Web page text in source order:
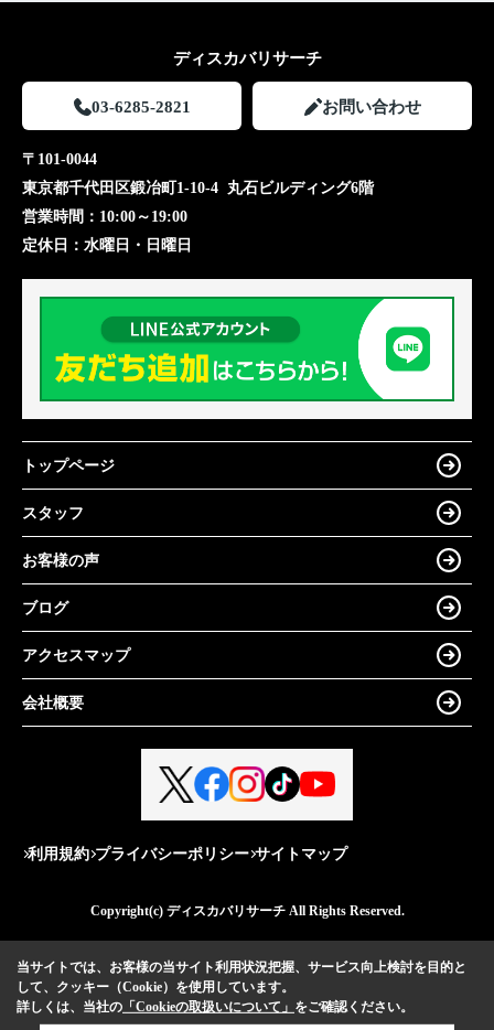
ディスカバリサーチ
03-6285-2821 お問い合わせ
〒101-0044
東京都千代田区鍛冶町1-10-4 丸石ビルディング6階
営業時間： 10:00～19:00
定休日： 水曜日・日曜日
トップページ
スタッフ
お客様の声
ブログ
アクセスマップ
会社概要
利用規約 プライバシーポリシー サイトマップ
Copyright(c) ディスカバリサーチ All Rights Reserved.
当サイトでは、お客様の当サイト利用状況把握、サービス向上検討を目的と
して、クッキー（Cookie）を使用しています。
詳しくは、当社の 「Cookieの取扱いについて」 をご確認ください。